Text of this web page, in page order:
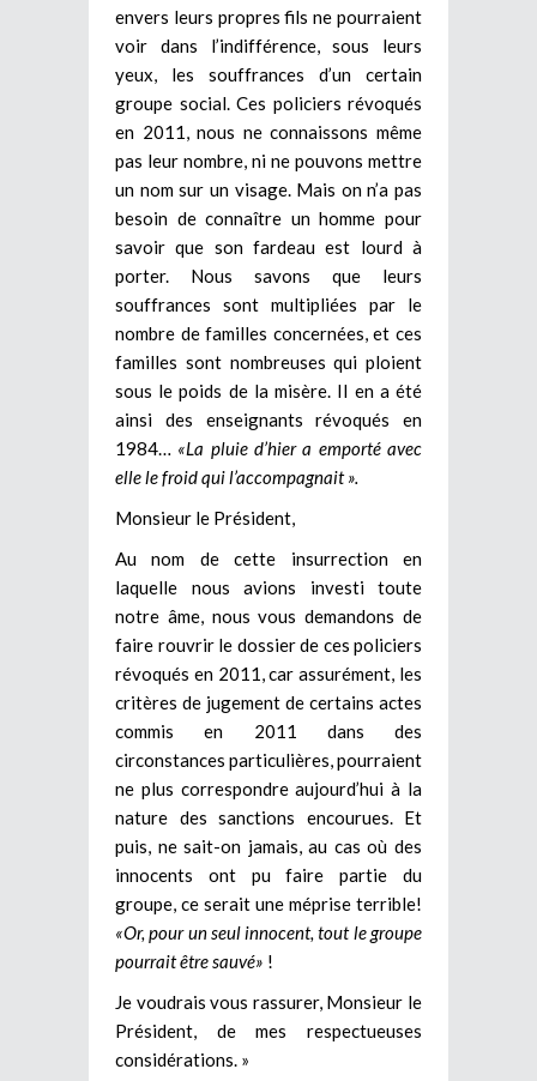
envers leurs propres fils ne pourraient
voir dans l’indifférence, sous leurs
yeux, les souffrances d’un certain
groupe social. Ces policiers révoqués
en 2011, nous ne connaissons même
pas leur nombre, ni ne pouvons mettre
un nom sur un visage. Mais on n’a pas
besoin de connaître un homme pour
savoir que son fardeau est lourd à
porter. Nous savons que leurs
souffrances sont multipliées par le
nombre de familles concernées, et ces
familles sont nombreuses qui ploient
sous le poids de la misère. Il en a été
ainsi des enseignants révoqués en
1984… «La pluie d’hier a emporté avec
elle le froid qui l’accompagnait ».
Monsieur le Président,
Au nom de cette insurrection en
laquelle nous avions investi toute
notre âme, nous vous demandons de
faire rouvrir le dossier de ces policiers
révoqués en 2011, car assurément, les
critères de jugement de certains actes
commis en 2011 dans des
circonstances particulières, pourraient
ne plus correspondre aujourd’hui à la
nature des sanctions encourues. Et
puis, ne sait-on jamais, au cas où des
innocents ont pu faire partie du
groupe, ce serait une méprise terrible!
«Or, pour un seul innocent, tout le groupe
pourrait être sauvé» !
Je voudrais vous rassurer, Monsieur le
Président, de mes respectueuses
considérations. »